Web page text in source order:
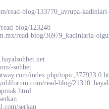
read-blog/133770_avrupa-
blog/123248
read-blog/36979_kadinlarla-
sohbet
index.php/
read-blog/
serkan